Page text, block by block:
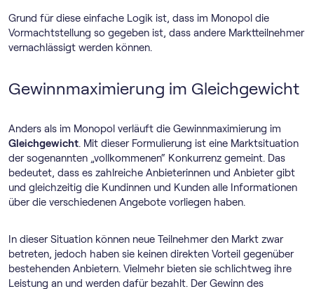
Grund für diese einfache Logik ist, dass im Monopol die
Vormachtstellung so gegeben ist, dass andere Marktteilnehmer
vernachlässigt werden können.
Gewinnmaximierung im Gleichgewicht
Anders als im Monopol verläuft die Gewinnmaximierung im
Gleichgewicht. Mit dieser Formulierung ist eine Marktsituation
der sogenannten „vollkommenen“ Konkurrenz gemeint. Das
bedeutet, dass es zahlreiche Anbieterinnen und Anbieter gibt
und gleichzeitig die Kundinnen und Kunden alle Informationen
über die verschiedenen Angebote vorliegen haben.
In dieser Situation können neue Teilnehmer den Markt zwar
betreten, jedoch haben sie keinen direkten Vorteil gegenüber
bestehenden Anbietern. Vielmehr bieten sie schlichtweg ihre
Leistung an und werden dafür bezahlt. Der Gewinn des